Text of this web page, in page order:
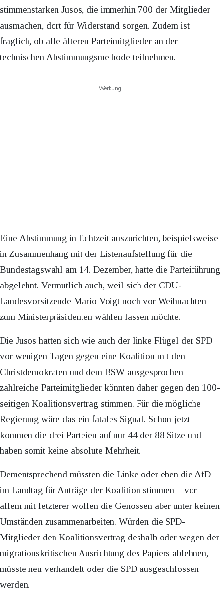
stimmenstarken Jusos, die immerhin 700 der Mitglieder
ausmachen, dort für Widerstand sorgen. Zudem ist
fraglich, ob alle älteren Parteimitglieder an der
technischen Abstimmungsmethode teilnehmen.
Werbung
Eine Abstimmung in Echtzeit auszurichten, beispielsweise
in Zusammenhang mit der Listenaufstellung für die
Bundestagswahl am 14. Dezember, hatte die Parteiführung
abgelehnt. Vermutlich auch, weil sich der CDU-
Landesvorsitzende Mario Voigt noch vor Weihnachten
zum Ministerpräsidenten wählen lassen möchte.
Die Jusos hatten sich wie auch der linke Flügel der SPD
vor wenigen Tagen gegen eine Koalition mit den
Christdemokraten und dem BSW ausgesprochen –
zahlreiche Parteimitglieder könnten daher gegen den 100-
seitigen Koalitionsvertrag stimmen. Für die mögliche
Regierung wäre das ein fatales Signal. Schon jetzt
kommen die drei Parteien auf nur 44 der 88 Sitze und
haben somit keine absolute Mehrheit.
Dementsprechend müssten die Linke oder eben die AfD
im Landtag für Anträge der Koalition stimmen – vor
allem mit letzterer wollen die Genossen aber unter keinen
Umständen zusammenarbeiten. Würden die SPD-
Mitglieder den Koalitionsvertrag deshalb oder wegen der
migrationskritischen Ausrichtung des Papiers ablehnen,
müsste neu verhandelt oder die SPD ausgeschlossen
werden.